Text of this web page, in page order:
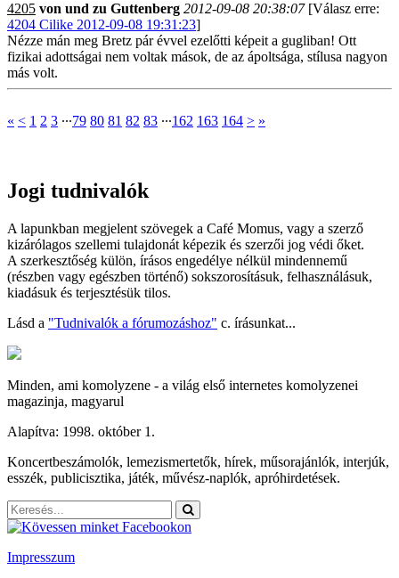
4205 von und zu Guttenberg 2012-09-08 20:38:07[Válasz erre:
4204 Cilike 2012-09-08 19:31:23]
Nézze mán meg Bretz pár évvel ezelőtti képeit a gugliban! Ott
fizikai adottságai nem voltak mások, de az ápoltsága, stílusa nagyon
más volt.
« < 1 2 3 ∙∙∙79 80 81 82 83 ∙∙∙162 163 164 > »
Jogi tudnivalók
A lapunkban megjelent szövegek a Café Momus, vagy a szerző
kizárólagos szellemi tulajdonát képezik és szerzői jog védi őket.
A szerkesztőség külön, írásos engedélye nélkül mindennemű
(részben vagy egészben történő) sokszorosításuk, felhasználásuk,
kiadásuk és terjesztésük tilos.
Lásd a "Tudnivalók a fórumozáshoz" c. írásunkat...
Minden, ami komolyzene - a világ első internetes komolyzenei
magazinja, magyarul
Alapítva: 1998. október 1.
Koncertbeszámolók, lemezismertetők, hírek, műsorajánlók, interjúk,
esszék, publicisztika, játék, művész-naplók, apróhirdetések.
Impresszum